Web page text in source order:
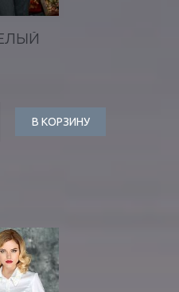
В КОРЗИНУ